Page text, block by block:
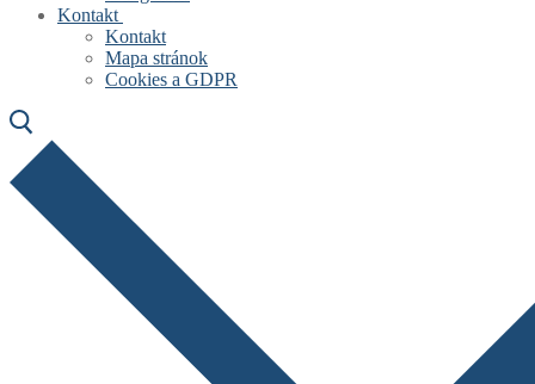
Kontakt
Kontakt
Mapa stránok
Cookies a GDPR